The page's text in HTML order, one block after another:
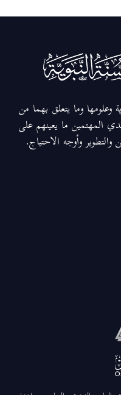
وعلومها وما يتعلق بهما من
المهتمين ما يعينهم على
والتطوير وأوجه الاحتياج.